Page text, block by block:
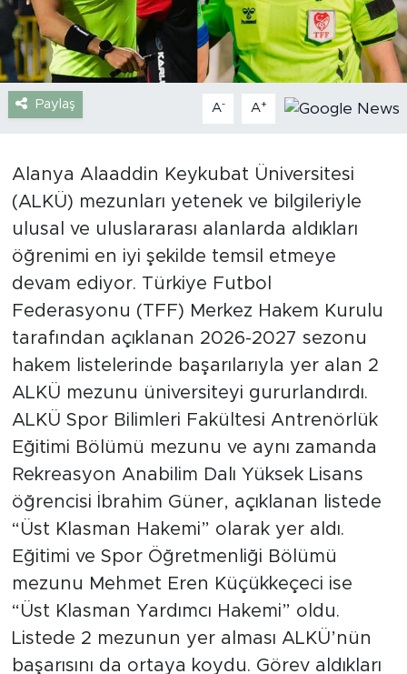
Paylaş A- A+
Alanya Alaaddin Keykubat Üniversitesi
(ALKÜ) mezunları yetenek ve bilgileriyle
ulusal ve uluslararası alanlarda aldıkları
öğrenimi en iyi şekilde temsil etmeye
devam ediyor. Türkiye Futbol
Federasyonu (TFF) Merkez Hakem Kurulu
tarafından açıklanan 2026-2027 sezonu
hakem listelerinde başarılarıyla yer alan 2
ALKÜ mezunu üniversiteyi gururlandırdı.
ALKÜ Spor Bilimleri Fakültesi Antrenörlük
Eğitimi Bölümü mezunu ve aynı zamanda
Rekreasyon Anabilim Dalı Yüksek Lisans
öğrencisi İbrahim Güner, açıklanan listede
“Üst Klasman Hakemi” olarak yer aldı.
Eğitimi ve Spor Öğretmenliği Bölümü
mezunu Mehmet Eren Küçükkeçeci ise
“Üst Klasman Yardımcı Hakemi” oldu.
Listede 2 mezunun yer alması ALKÜ’nün
başarısını da ortaya koydu. Görev aldıkları
Sağlık
Siyaset
Spor
Türkiye
Yerel